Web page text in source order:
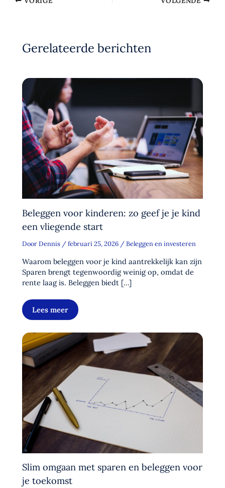
Gerelateerde berichten
Beleggen voor kinderen: zo geef je je kind
een vliegende start
Door Dennis /februari 25, 2026 /Beleggen en investeren
Waarom beleggen voor je kind aantrekkelijk kan zijn
Sparen brengt tegenwoordig weinig op, omdat de
rente laag is. Beleggen biedt […]
Lees meer
Slim omgaan met sparen en beleggen voor
je toekomst